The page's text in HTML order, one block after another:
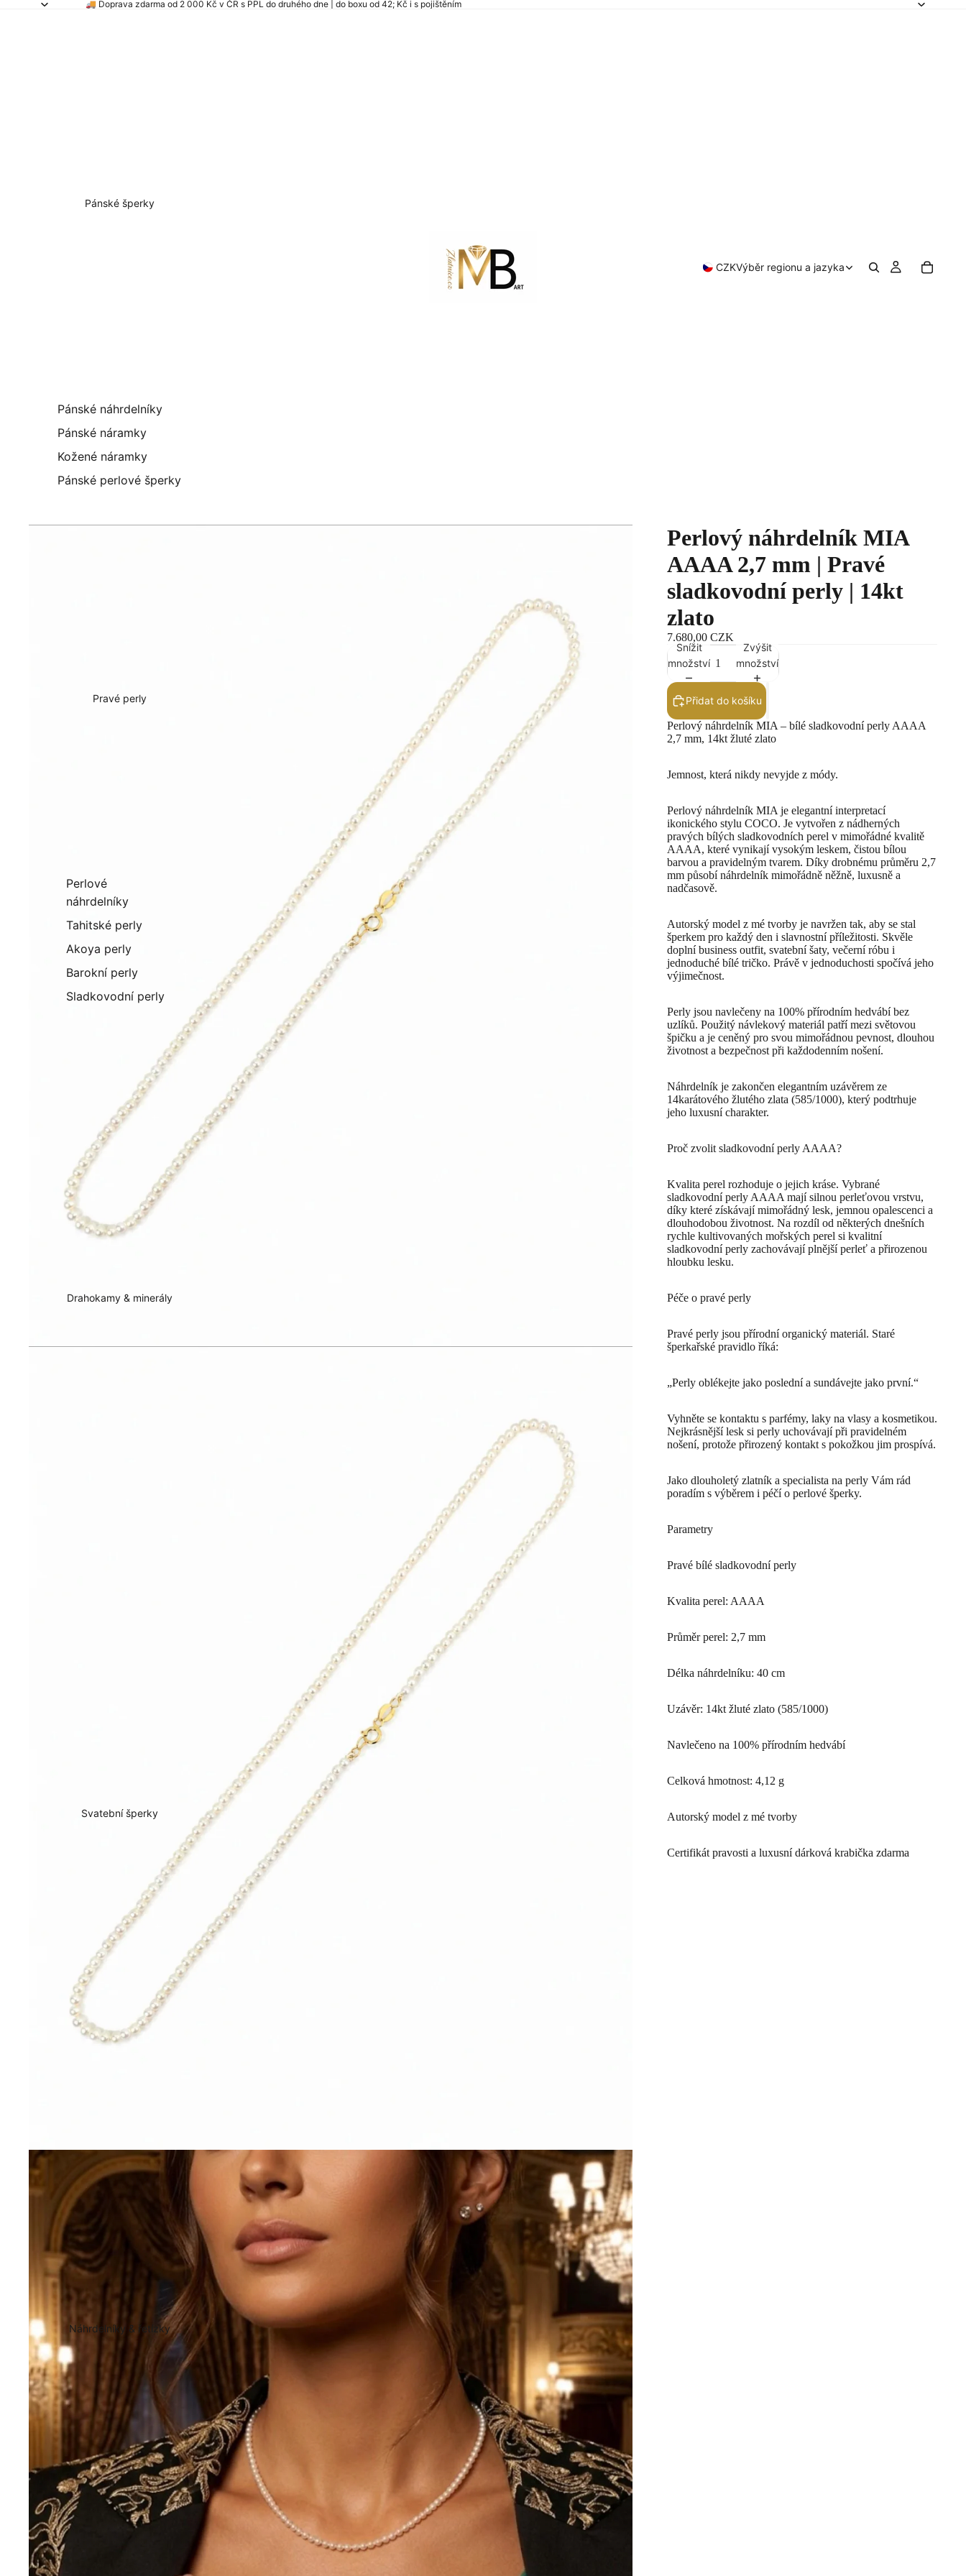
🚚 Doprava zdarma od 2 000 Kč v ČR s PPL do druhého dne | do boxu od 42; Kč i s pojištěním
Pánské šperky
Pánské náhrdelníky
Pánské náramky
Kožené náramky
Pánské perlové šperky
Pravé perly
Perlové
náhrdelníky
Tahitské perly
Akoya perly
Barokní perly
Sladkovodní perly
Drahokamy & minerály
Svatební šperky
Náhrdelníky & řetízky
CZKVýběr regionu a jazyka
Perlový náhrdelník MIA
AAAA 2,7 mm | Pravé
sladkovodní perly | 14kt
zlato
7.680,00 CZK
Snížit
množství
Zvýšit
množství
Přidat do košíku
Perlový náhrdelník MIA – bílé sladkovodní perly AAAA
2,7 mm, 14kt žluté zlato
Jemnost, která nikdy nevyjde z módy.
Perlový náhrdelník MIA je elegantní interpretací
ikonického stylu COCO. Je vytvořen z nádherných
pravých bílých sladkovodních perel v mimořádné kvalitě
AAAA, které vynikají vysokým leskem, čistou bílou
barvou a pravidelným tvarem. Díky drobnému průměru 2,7
mm působí náhrdelník mimořádně něžně, luxusně a
nadčasově.
Autorský model z mé tvorby je navržen tak, aby se stal
šperkem pro každý den i slavnostní příležitosti. Skvěle
doplní business outfit, svatební šaty, večerní róbu i
jednoduché bílé tričko. Právě v jednoduchosti spočívá jeho
výjimečnost.
Perly jsou navlečeny na 100% přírodním hedvábí bez
uzlíků. Použitý návlekový materiál patří mezi světovou
špičku a je ceněný pro svou mimořádnou pevnost, dlouhou
životnost a bezpečnost při každodenním nošení.
Náhrdelník je zakončen elegantním uzávěrem ze
14karátového žlutého zlata (585/1000), který podtrhuje
jeho luxusní charakter.
Proč zvolit sladkovodní perly AAAA?
Kvalita perel rozhoduje o jejich kráse. Vybrané
sladkovodní perly AAAA mají silnou perleťovou vrstvu,
díky které získávají mimořádný lesk, jemnou opalescenci a
dlouhodobou životnost. Na rozdíl od některých dnešních
rychle kultivovaných mořských perel si kvalitní
sladkovodní perly zachovávají plnější perleť a přirozenou
hloubku lesku.
Péče o pravé perly
Pravé perly jsou přírodní organický materiál. Staré
šperkařské pravidlo říká:
„Perly oblékejte jako poslední a sundávejte jako první.“
Vyhněte se kontaktu s parfémy, laky na vlasy a kosmetikou.
Nejkrásnější lesk si perly uchovávají při pravidelném
nošení, protože přirozený kontakt s pokožkou jim prospívá.
Jako dlouholetý zlatník a specialista na perly Vám rád
poradím s výběrem i péčí o perlové šperky.
Parametry
Pravé bílé sladkovodní perly
Kvalita perel: AAAA
Průměr perel: 2,7 mm
Délka náhrdelníku: 40 cm
Uzávěr: 14kt žluté zlato (585/1000)
Navlečeno na 100% přírodním hedvábí
Celková hmotnost: 4,12 g
Autorský model z mé tvorby
Certifikát pravosti a luxusní dárková krabička zdarma